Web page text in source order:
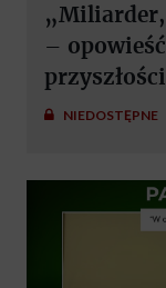
–
NIEDOSTĘPNE